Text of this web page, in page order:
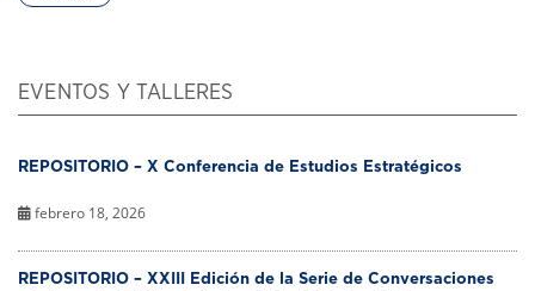
EVENTOS Y TALLERES
REPOSITORIO – X Conferencia de Estudios Estratégicos
febrero 18, 2026
REPOSITORIO – XXIII Edición de la Serie de Conversaciones